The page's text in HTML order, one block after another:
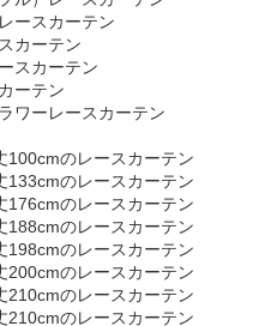
ースカーテン
カーテン
スカーテン
ーテン
ワーレースカーテン
100cmのレースカーテン
133cmのレースカーテン
176cmのレースカーテン
188cmのレースカーテン
198cmのレースカーテン
200cmのレースカーテン
210cmのレースカーテン
210cmのレースカーテン